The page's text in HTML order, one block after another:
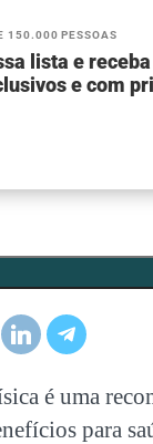
150.000 PESSOAS
lista e receba
e com
é uma
para